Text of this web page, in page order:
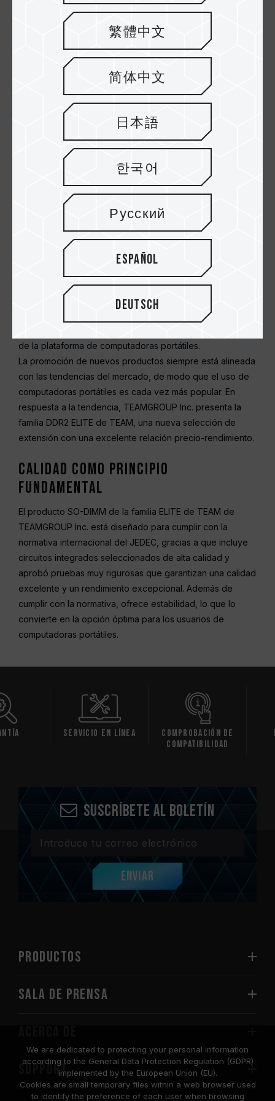
Opción óptima para los usuarios de
computadoras portátiles gracias a
su estabilidad y capacidad de
cumplimiento de las normativas
Centrino, la especificación popular, subsigue la
incorporación de la tecnología de doble núcleo en la CPU
de escritorio. La cuarta plataforma con código Santa Rosa
se promocionó después de la tercera generación Napa
(código de desarollo del producto). Además de
incorporar un nuevo procesador Merom, el conjunto de
chips se reemplazó con PM o GM965, respectivamente,
mientras que el módulo de memoria DDR2 800 sigue
siendo compatible. En vista de lo anterior, TEAMGROUP
de la plataforma de computadoras portátiles.
La promoción de nuevos productos siempre está alineada
con las tendencias del mercado, de modo que el uso de
computadoras portátiles es cada vez más popular. En
respuesta a la tendencia, TEAMGROUP Inc. presenta la
familia DDR2 ELITE de TEAM, una nueva selección de
extensión con una excelente relación precio-rendimiento.
Calidad como principio
fundamental
El producto SO-DIMM de la familia ELITE de TEAM de
TEAMGROUP Inc. está diseñado para cumplir con la
normativa internacional del JEDEC, gracias a que incluye
circuitos integrados seleccionados de alta calidad y
aprobó pruebas muy rigurosas que garantizan una calidad
excelente y un rendimiento excepcional. Además de
cumplir con la normativa, ofrece estabilidad, lo que lo
convierte en la opción óptima para los usuarios de
computadoras portátiles.
Servicio en línea
Comprobación de
compatibilidad
Suscríbete al boletín
Enviar
PRODUCTOS
Sala de prensa
SUPPORT
繁體中文
简体中文
日本語
한국어
Русский
Español
Deutsch
We are dedicated to protecting your personal information
according to the General Data Protection Regulation (GDPR)
implemented by the European Union (EU).
Cookies are small temporary files within a web browser used
to identify the preference of each user when browsing